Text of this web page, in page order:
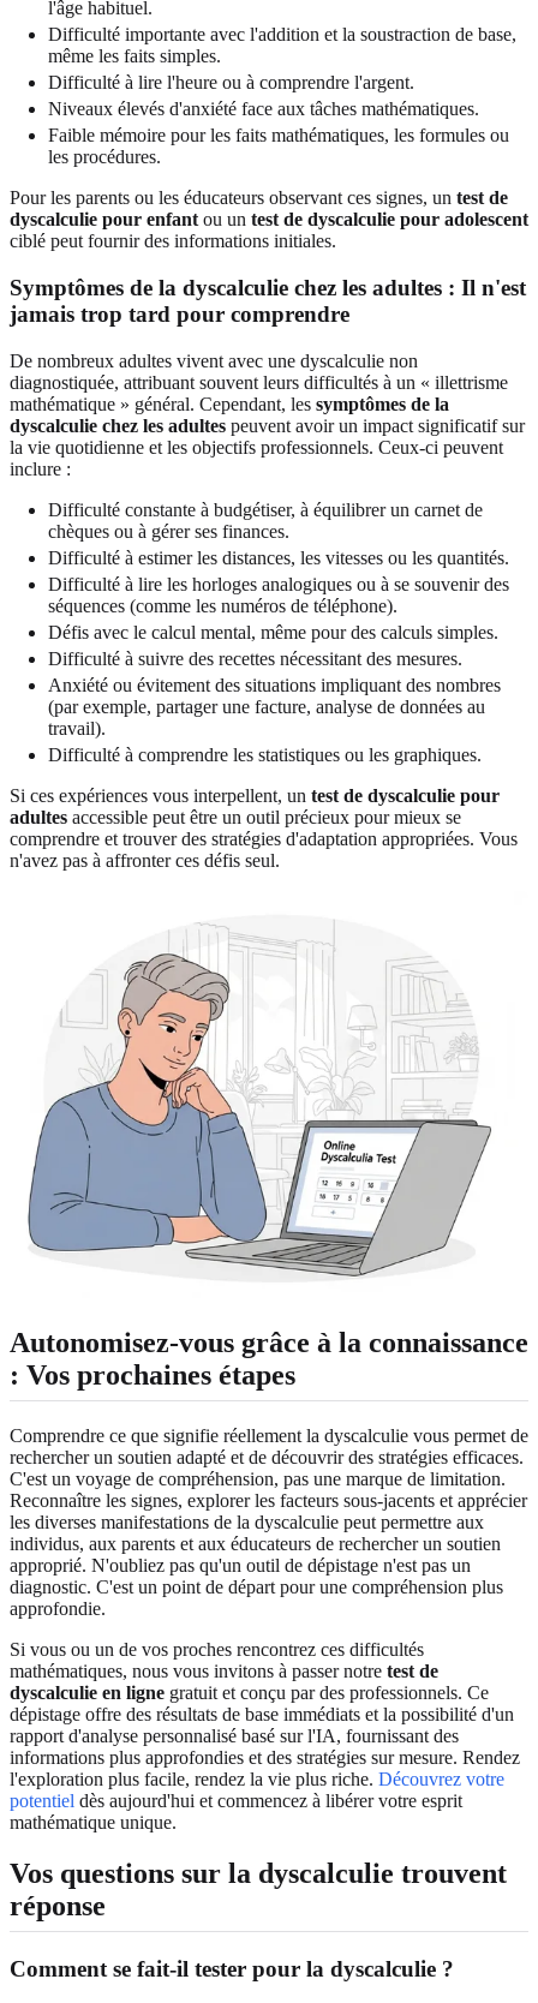
l'âge habituel.
Difficulté importante avec l'addition et la soustraction de base,
même les faits simples.
Difficulté à lire l'heure ou à comprendre l'argent.
Niveaux élevés d'anxiété face aux tâches mathématiques.
Faible mémoire pour les faits mathématiques, les formules ou
les procédures.
Pour les parents ou les éducateurs observant ces signes, un test de
dyscalculie pour enfant ou un test de dyscalculie pour adolescent
ciblé peut fournir des informations initiales.
Symptômes de la dyscalculie chez les adultes : Il n'est
jamais trop tard pour comprendre
De nombreux adultes vivent avec une dyscalculie non
diagnostiquée, attribuant souvent leurs difficultés à un « illettrisme
mathématique » général. Cependant, les symptômes de la
dyscalculie chez les adultes peuvent avoir un impact significatif sur
la vie quotidienne et les objectifs professionnels. Ceux-ci peuvent
inclure :
Difficulté constante à budgétiser, à équilibrer un carnet de
chèques ou à gérer ses finances.
Difficulté à estimer les distances, les vitesses ou les quantités.
Difficulté à lire les horloges analogiques ou à se souvenir des
séquences (comme les numéros de téléphone).
Défis avec le calcul mental, même pour des calculs simples.
Difficulté à suivre des recettes nécessitant des mesures.
Anxiété ou évitement des situations impliquant des nombres
(par exemple, partager une facture, analyse de données au
travail).
Difficulté à comprendre les statistiques ou les graphiques.
Si ces expériences vous interpellent, un test de dyscalculie pour
adultes accessible peut être un outil précieux pour mieux se
comprendre et trouver des stratégies d'adaptation appropriées. Vous
n'avez pas à affronter ces défis seul.
Autonomisez-vous grâce à la connaissance
: Vos prochaines étapes
Comprendre ce que signifie réellement la dyscalculie vous permet de
rechercher un soutien adapté et de découvrir des stratégies efficaces.
C'est un voyage de compréhension, pas une marque de limitation.
Reconnaître les signes, explorer les facteurs sous-jacents et apprécier
les diverses manifestations de la dyscalculie peut permettre aux
individus, aux parents et aux éducateurs de rechercher un soutien
approprié. N'oubliez pas qu'un outil de dépistage n'est pas un
diagnostic. C'est un point de départ pour une compréhension plus
approfondie.
Si vous ou un de vos proches rencontrez ces difficultés
mathématiques, nous vous invitons à passer notre test de
dyscalculie en ligne gratuit et conçu par des professionnels. Ce
dépistage offre des résultats de base immédiats et la possibilité d'un
rapport d'analyse personnalisé basé sur l'IA, fournissant des
informations plus approfondies et des stratégies sur mesure. Rendez
l'exploration plus facile, rendez la vie plus riche. Découvrez votre
potentiel dès aujourd'hui et commencez à libérer votre esprit
mathématique unique.
Vos questions sur la dyscalculie trouvent
réponse
Comment se fait-il tester pour la dyscalculie ?